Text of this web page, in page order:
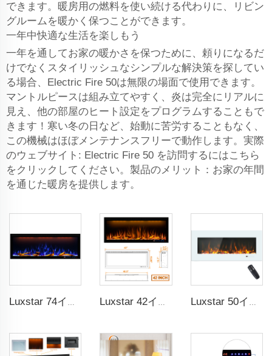
できます。暖房用の燃料を使い続ける代わりに、リビン
グルームを暖かく保つことができます。
一年中快適な生活を楽しもう
一年を通してお家の暖かさを保つために、頼りになるだ
けでなくスタイリッシュなシンプルな解決策を探してい
る場合、Electric Fire 50は無限の場面で使用できます。
マントルピースは組み立てやすく、炎は完全にリアルに
見え、他の部屋のヒート設定をプログラムすることもで
きます！寒い冬の日など、始動に苦労することもなく、
この機械はほぼメンテナンスフリーで動作します。実際
のウェブサイト: Electric Fire 50 を訪問するにはこちら
をクリックしてください。製品のメリット：お家の年間
を通じた暖房を提供します。
Luxstar 74インチ スマート電気暖炉 LED光源炎技術 LED炎付き 室内用 Luxstar 42インチ スマート電気式ファイアプレイスヒーター 埋め込み式壁掛けファイアプレイス（アプリコントロール対応リモコン付き） Luxstar 50インチ ホワイト 電気式ヒーター付きウォールマウントファイアプレイス（埋め込み用ではない、タッチスクリーンリモコン付きホームヒーター）